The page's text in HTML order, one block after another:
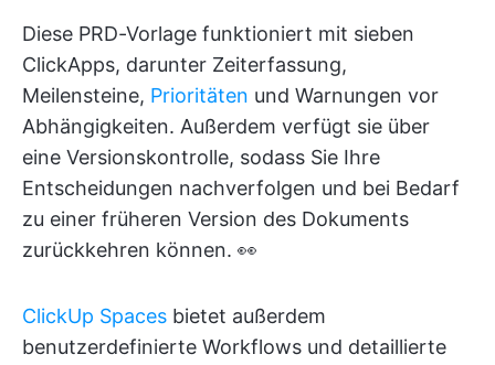
Diese PRD-Vorlage funktioniert mit sieben
ClickApps, darunter Zeiterfassung,
Meilensteine, Prioritäten und Warnungen vor
Abhängigkeiten. Außerdem verfügt sie über
eine Versionskontrolle, sodass Sie Ihre
Entscheidungen nachverfolgen und bei Bedarf
zu einer früheren Version des Dokuments
zurückkehren können. 👀
ClickUp Spaces bietet außerdem
benutzerdefinierte Workflows und detaillierte